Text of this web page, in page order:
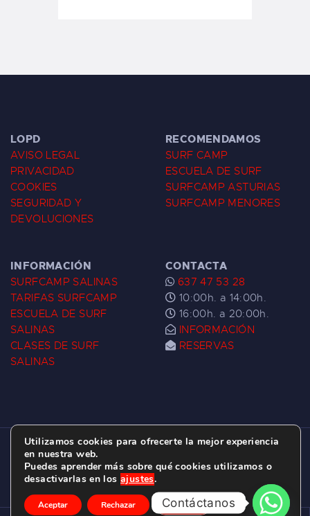
LOPD
AVISO LEGAL
PRIVACIDAD
COOKIES
SEGURIDAD Y
DEVOLUCIONES
RECOMENDAMOS
SURF CAMP
ESCUELA DE SURF
SURFCAMP ASTURIAS
SURFCAMP MENORES
INFORMACIÓN
SURFCAMP SALINAS
TARIFAS SURFCAMP
ESCUELA DE SURF
SALINAS
CLASES DE SURF
SALINAS
CONTACTA
637 47 53 28
10:00h. a 14:00h.
16:00h. a 20:00h.
INFORMACIÓN
RESERVAS
ESCUELA DE SURF LAS DUNAS ©
2026.
C/ BERNARDO ÁLVAREZ GALAN 1, SALINAS
(ASTURIAS)
Utilizamos cookies para ofrecerte la mejor experiencia
en nuestra web.
Puedes aprender más sobre qué cookies utilizamos o
desactivarlas en los ajustes.
Aceptar Rechazar Ajustes
Contáctanos